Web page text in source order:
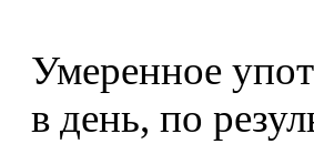
Умеренное
в день, по